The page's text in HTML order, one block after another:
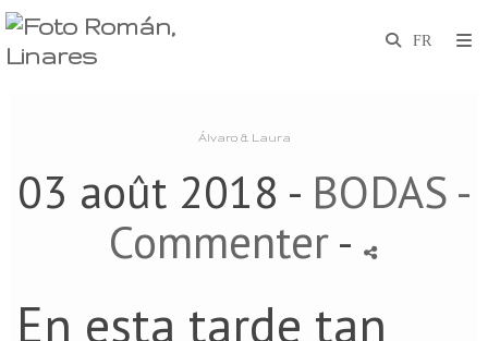
Álvaro & Laura
03 août 2018 - BODAS -
Commenter-
En esta tarde tan